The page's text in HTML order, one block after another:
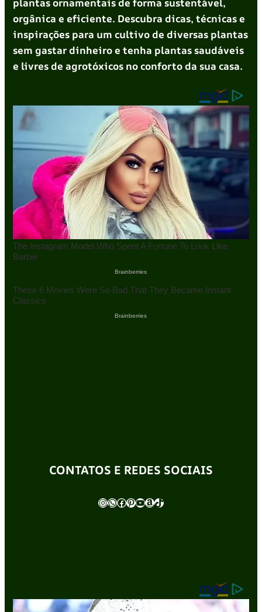
orgânica e eficiente. Descubra dicas, técnicas e
inspirações para um cultivo de diversas plantas
sem gastar dinheiro e tenha plantas saudáveis
e livres de agrotóxicos no conforto da sua casa.
CONTATOS E REDES SOCIAIS
InstagramWhatsApp Facebook Pinterest Youtube Amazon TikTok